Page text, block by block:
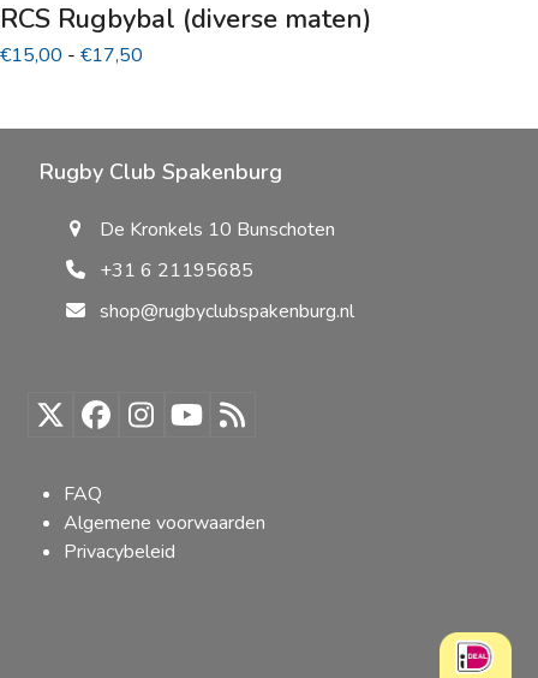
RCS Rugbybal (diverse maten)
€15,00 - €17,50
€17,50
Rugby Club Spakenburg
De Kronkels 10 Bunschoten
+31 6 21195685
shop@rugbyclubspakenburg.nl
TwitterFacebook
Instagram
YouTube
RSS
FAQ
Algemene voorwaarden
Privacybeleid